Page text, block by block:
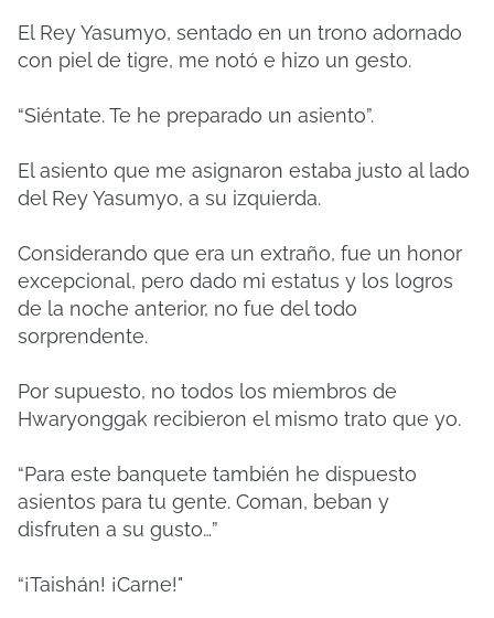
El Rey Yasumyo, sentado en un trono adornado
con piel de tigre, me notó e hizo un gesto.
“Siéntate. Te he preparado un asiento”.
El asiento que me asignaron estaba justo al lado
del Rey Yasumyo, a su izquierda.
Considerando que era un extraño, fue un honor
excepcional, pero dado mi estatus y los logros
de la noche anterior, no fue del todo
sorprendente.
Por supuesto, no todos los miembros de
Hwaryonggak recibieron el mismo trato que yo.
“Para este banquete también he dispuesto
asientos para tu gente. Coman, beban y
disfruten a su gusto…”
“¡Taishán! ¡Carne!"